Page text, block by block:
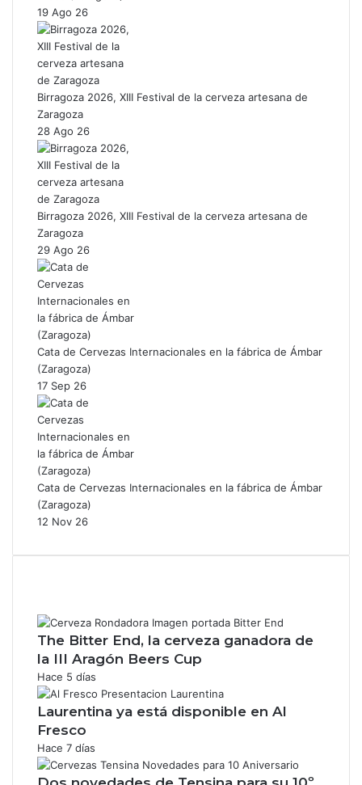
19 Ago 26
Birragoza 2026, XIII Festival de la cerveza artesana de
Zaragoza
28 Ago 26
Birragoza 2026, XIII Festival de la cerveza artesana de
Zaragoza
29 Ago 26
Cata de Cervezas Internacionales en la fábrica de Ámbar
(Zaragoza)
17 Sep 26
Cata de Cervezas Internacionales en la fábrica de Ámbar
(Zaragoza)
12 Nov 26
The Bitter End, la cerveza ganadora de
la III Aragón Beers Cup
Hace 5 días
Laurentina ya está disponible en Al
Fresco
Hace 7 días